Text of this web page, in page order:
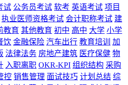
试 公务员考试 软考 英语考试 项目
执业医师资格考试 会计职称考试 建
教育 其他教育 初中 高中 大学 小学
饮 金融保险 汽车出行 教育培训
加
法律法务 房地产建筑 医疗保健 物
入职离职 OKR-KPI 组织结构 采购
控 销售管理 面试技巧 计划总结 综